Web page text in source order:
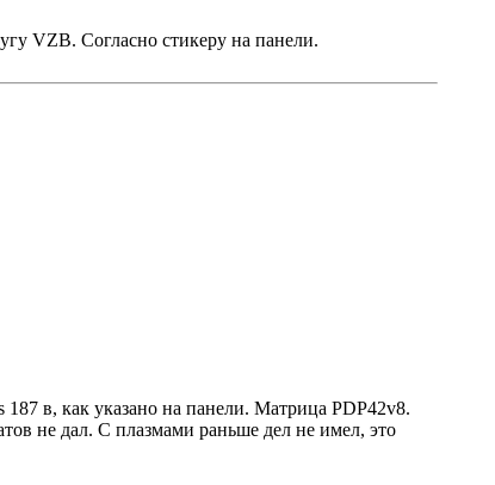
VZB. Согласно стикеру на панели.
в, как указано на панели. Матрица PDP42v8.
не дал. С плазмами раньше дел не имел, это